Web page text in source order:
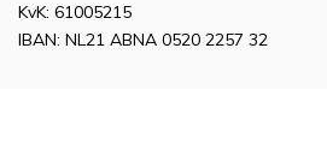
KvK: 61005215
IBAN: NL21 ABNA 0520 2257 32